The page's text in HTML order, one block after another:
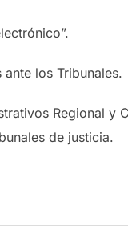
los Tribunales.
Regional y
de justicia.